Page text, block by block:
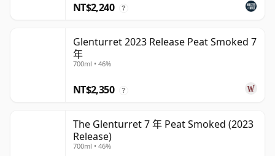
NT$2,240 ?
Glenturret 2023 Release Peat Smoked 7
年
700ml • 46%
NT$2,350 ?
The Glenturret 7 年 Peat Smoked (2023
Release)
700ml • 46%